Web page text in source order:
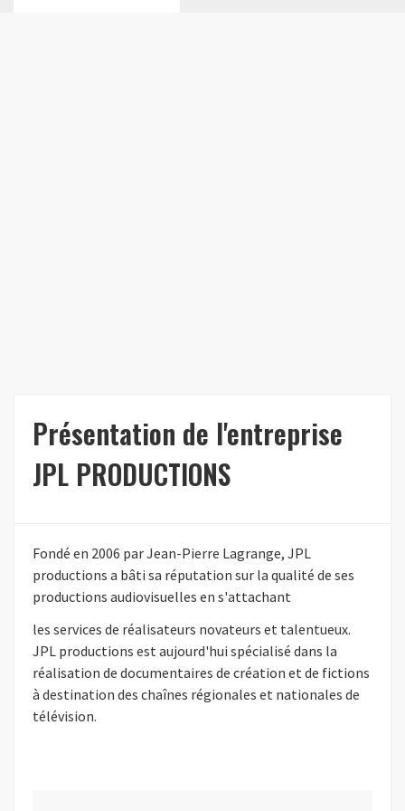
Présentation de l'entreprise
JPL PRODUCTIONS
Fondé en 2006 par Jean-Pierre Lagrange, JPL
productions a bâti sa réputation sur la qualité de ses
productions audiovisuelles en s'attachant
les services de réalisateurs novateurs et talentueux.
JPL productions est aujourd'hui spécialisé dans la
réalisation de documentaires de création et de fictions
à destination des chaînes régionales et nationales de
télévision.